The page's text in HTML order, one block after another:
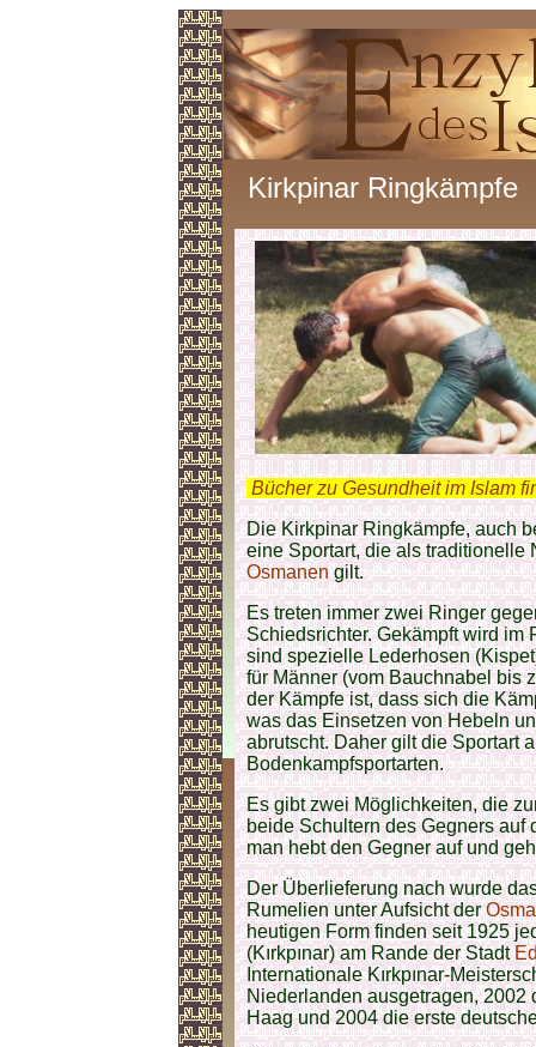
Kirkpinar Ringkämpfe
Bücher zu Gesundheit im Islam
Die Kirkpinar Ringkämpfe, auch
eine Sportart, die als traditionelle
Osmanengilt.
Es treten immer zwei Ringer
Schiedsrichter. Gekämpft wird
sind spezielle Lederhosen
für Männer (vom Bauchnabel bis
der Kämpfe ist, dass sich die
was das Einsetzen von Hebeln
abrutscht. Daher gilt die Sportart
Bodenkampfsportarten.
Es gibt zwei Möglichkeiten, die
beide Schultern des Gegners auf
man hebt den Gegner auf und
Der Überlieferung nach wurde
Rumelien unter Aufsicht der
heutigen Form finden seit 1925
(Kırkpınar) am Rande der Stadt
Internationale Kırkpınar-
Niederlanden ausgetragen, 2002
Haag und 2004 die erste